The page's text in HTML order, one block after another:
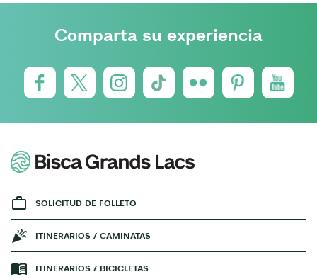
Comparta su experiencia
SOLICITUD DE FOLLETO
ITINERARIOS / CAMINATAS
ITINERARIOS / BICICLETAS